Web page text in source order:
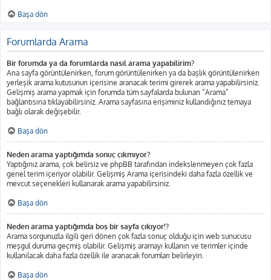
Başa dön
Forumlarda Arama
Bir forumda ya da forumlarda nasıl arama yapabilirim?
Ana sayfa görüntülenirken, forum görüntülenirken ya da başlık görüntülenirken
yerleşik arama kutusunun içerisine aranacak terimi girerek arama yapabilirsiniz.
Gelişmiş arama yapmak için forumda tüm sayfalarda bulunan “Arama”
bağlantısına tıklayabilirsiniz. Arama sayfasına erişiminiz kullandığınız temaya
bağlı olarak değişebilir.
Başa dön
Neden arama yaptığımda sonuç çıkmıyor?
Yaptığınız arama, çok belirsiz ve phpBB tarafından indekslenmeyen çok fazla
genel terim içeriyor olabilir. Gelişmiş Arama içerisindeki daha fazla özellik ve
mevcut seçenekleri kullanarak arama yapabilirsiniz.
Başa dön
Neden arama yaptığımda boş bir sayfa çıkıyor!?
Arama sorgunuzla ilgili geri dönen çok fazla sonuç olduğu için web sunucusu
meşgul duruma geçmiş olabilir. Gelişmiş aramayı kullanın ve terimler içinde
kullanılacak daha fazla özellik ile aranacak forumları belirleyin.
Başa dön